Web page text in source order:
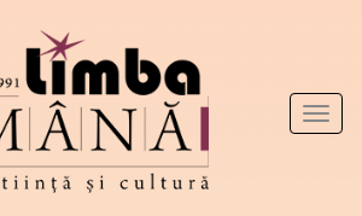
Toggle